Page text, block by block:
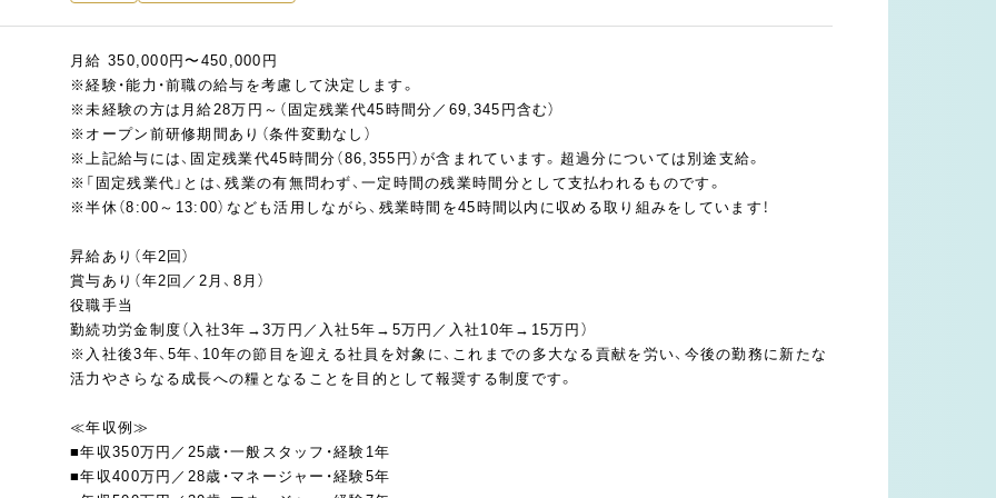
月給 350,000円〜450,000円
※経験・能力・前職の給与を考慮して決定します。
※未経験の方は月給28万円～（固定残業代45時間分／69,345円含む）
※オープン前研修期間あり（条件変動なし）
※上記給与には、固定残業代45時間分（86,355円）が含まれています。超過分については別途支給。
※「固定残業代」とは、残業の有無問わず、一定時間の残業時間分として支払われるものです。
※半休（8:00～13:00）なども活用しながら、残業時間を45時間以内に収める取り組みをしています！
昇給あり（年2回）
賞与あり（年2回／2月、8月）
役職手当
勤続功労金制度（入社3年→3万円／入社5年→5万円／入社10年→15万円）
※入社後3年、5年、10年の節目を迎える社員を対象に、これまでの多大なる貢献を労い、今後の勤務に新たな
活力やさらなる成長への糧となることを目的として報奨する制度です。
≪年収例≫
■年収350万円／25歳・一般スタッフ・経験1年
■年収400万円／28歳・マネージャー・経験5年